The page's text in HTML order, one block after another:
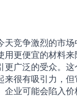
天竞争激烈的市
用更便宜的材料
更广泛的受众。
来很有吸引力，
企业可能会陷入